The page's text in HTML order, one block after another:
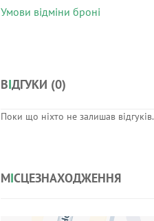
Умови відміни броні
ВІДГУКИ (0)
Поки що ніхто не залишав відгуків.
МІСЦЕЗНАХОДЖЕННЯ